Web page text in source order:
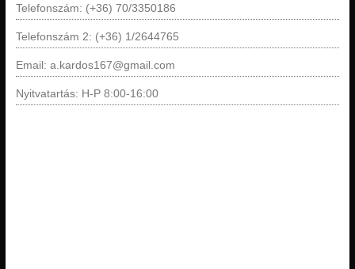
Telefonszám: (+36) 70/3350186
Telefonszám 2: (+36) 1/2644765
Email: a.kardos167@gmail.com
Nyitvatartás: H-P 8:00-16:00